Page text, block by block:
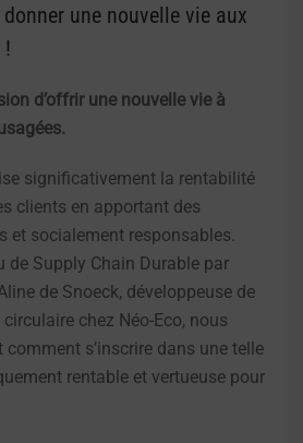
donner une nouvelle vie aux
d’offrir une nouvelle vie à
significativement la rentabilité
clients en apportant des
et socialement responsables.
de Supply Chain Durable par
de Snoeck, développeuse de
chez Néo-Eco, nous
s’inscrire dans une telle
rentable et vertueuse pour